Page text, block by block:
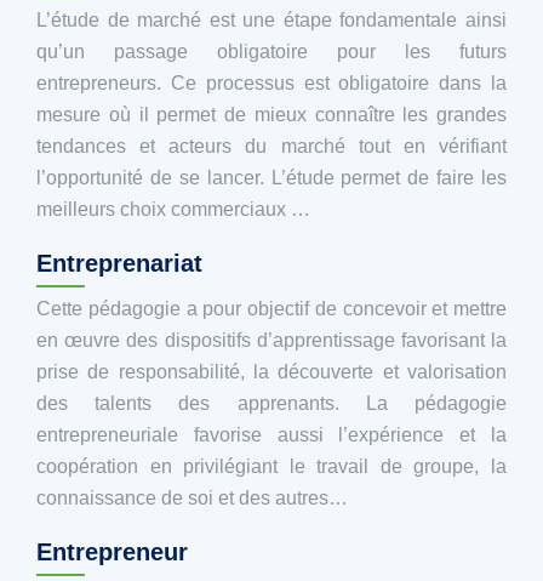
L’étude de marché est une étape fondamentale ainsi
qu’un passage obligatoire pour les futurs
entrepreneurs. Ce processus est obligatoire dans la
mesure où il permet de mieux connaître les grandes
tendances et acteurs du marché tout en vérifiant
l’opportunité de se lancer. L’étude permet de faire les
meilleurs choix commerciaux …
Entreprenariat
Cette pédagogie a pour objectif de concevoir et mettre
en œuvre des dispositifs d’apprentissage favorisant la
prise de responsabilité, la découverte et valorisation
des talents des apprenants. La pédagogie
entrepreneuriale favorise aussi l’expérience et la
coopération en privilégiant le travail de groupe, la
connaissance de soi et des autres…
Entrepreneur